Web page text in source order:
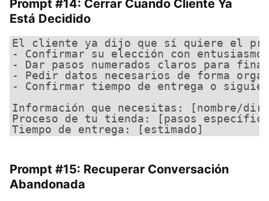
Prompt #14: Cerrar Cuando Cliente Ya
Está Decidido
El cliente ya dijo que sí quiere el
- Confirmar su elección con entusiasmo
- Dar pasos numerados claros para
- Pedir datos necesarios de forma
- Confirmar tiempo de entrega o
Información que necesitas: [nombre/
Proceso de tu tienda: [pasos
Tiempo de entrega: [estimado]
Prompt #15: Recuperar Conversación
Abandonada